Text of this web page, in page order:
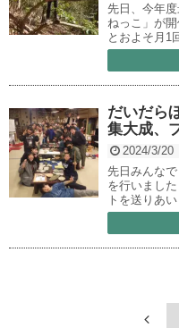
先日、今年
ねっこ」が
とおよそ月1
だいだら
集大成、
2024/3/20
先日みんな
を行いまし
トを送りあ